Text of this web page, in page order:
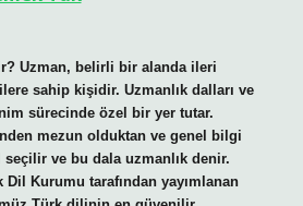
Uzman, belirli bir alanda ileri
sahip kişidir. Uzmanlık dalları ve
sürecinde özel bir yer tutar.
mezun olduktan ve genel bilgi
ve bu dala uzmanlık denir.
Dil Kurumu tarafından yayımlanan